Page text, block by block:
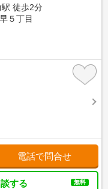
徒歩2分
５丁目
電話で問合せ
する 無料